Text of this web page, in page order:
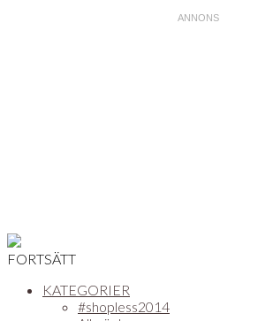
FORTSÄTT
KATEGORIER
#shopless2014